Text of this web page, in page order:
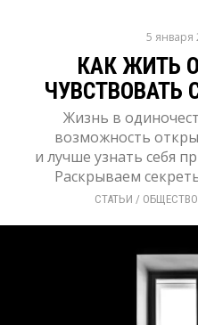
5 января
КАК ЖИТЬ
ЧУВСТВОВАТЬ
Жизнь в
возможность
и лучше узнать себя
Раскрываем
СТАТЬИ / ОБЩЕСТВО